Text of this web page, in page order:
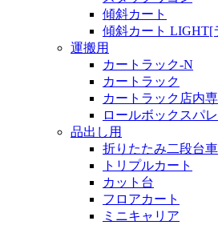
傾斜カート
傾斜カート LIGHT[
運搬用
カートラック-N
カートラック
カートラック店内
ロールボックスパ
品出し用
折りたたみ二段台
トリプルカート
カット台
フロアカート
ミニキャリア